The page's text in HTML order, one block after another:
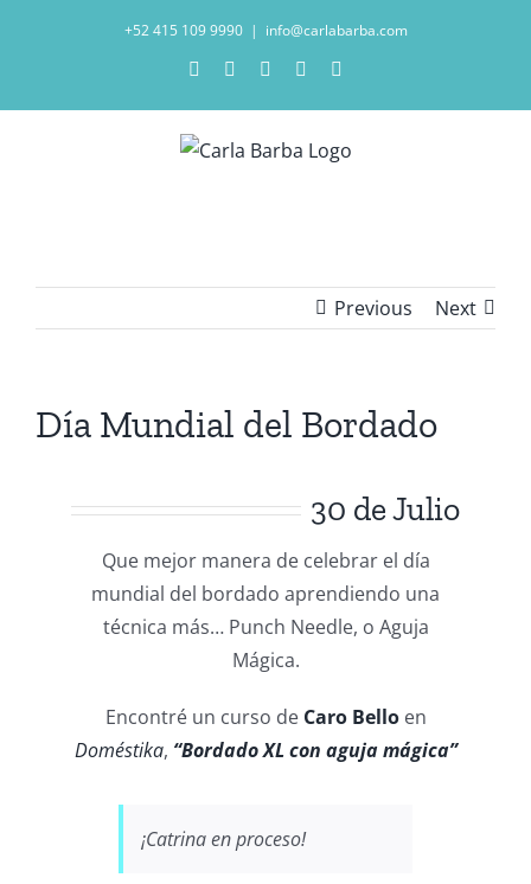
+52 415 109 9990 | info@carlabarba.com
InstagramFacebookPinterestLinkedIn
Previous Next
Día Mundial del Bordado
30 de Julio
Que mejor manera de celebrar el día
mundial del bordado aprendiendo una
técnica más… Punch Needle, o Aguja
Mágica.
Encontré un curso de Caro Belloen
Doméstika, “Bordado XL con aguja mágica”
¡Catrina en proceso!